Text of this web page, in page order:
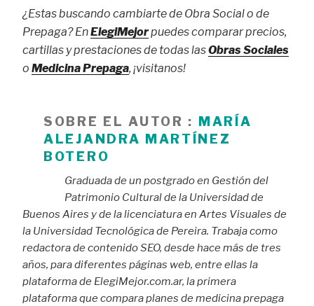
¿Estas buscando cambiarte de Obra Social o de
Prepaga? EnElegiMejorpuedes comparar precios,
cartillas y prestaciones de todas lasObras Sociales
o Medicina Prepaga, ¡visitanos!
SOBRE EL AUTOR :
MARÍA
ALEJANDRA MARTÍNEZ
BOTERO
Graduada de un postgrado en Gestión del
Patrimonio Cultural de la Universidad de
Buenos Aires y de la licenciatura en Artes Visuales de
la Universidad Tecnológica de Pereira. Trabaja como
redactora de contenido SEO, desde hace más de tres
años, para diferentes páginas web, entre ellas la
plataforma de ElegiMejor.com.ar, la primera
plataforma que compara planes de medicina prepaga